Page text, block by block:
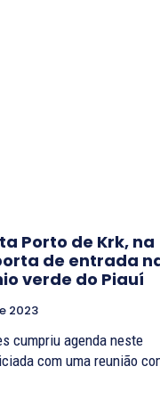
Porto de Krk, na
de entrada
verde do Piauí
2023
cumpriu agenda neste
com uma reunião